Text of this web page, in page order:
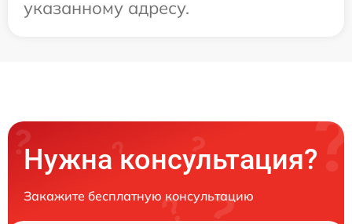
указанному адресу.
Нужна консультация?
Закажите бесплатную консультацию